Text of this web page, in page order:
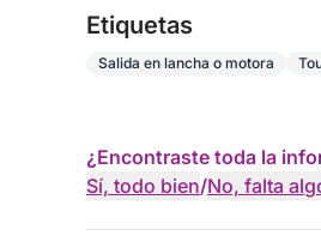
Etiquetas
Salida en lancha o motora
¿Encontraste toda la
Sí, todo bien/No, falta